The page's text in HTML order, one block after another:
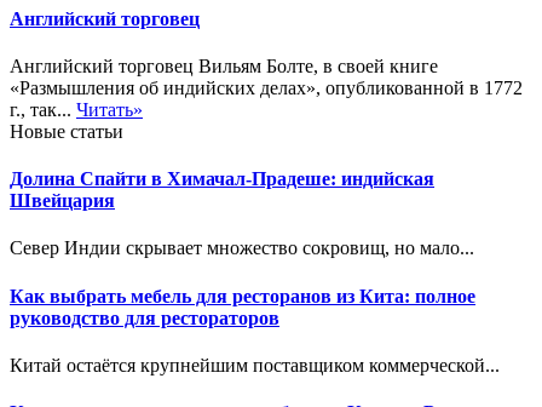
Английский торговец
Английский торговец Вильям Болте, в своей книге
«Размышления об индийских делах», опубликованной в 1772
г., так... Читать»
Новые статьи
Долина Спайти в Химачал-Прадеше: индийская
Швейцария
Север Индии скрывает множество сокровищ, но мало...
Как выбрать мебель для ресторанов из Кита: полное
руководство для рестораторов
Китай остаётся крупнейшим поставщиком коммерческой...